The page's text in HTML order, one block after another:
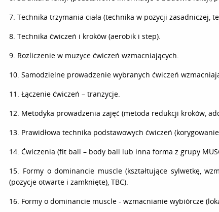
7. Technika trzymania ciała (technika w pozycji zasadniczej,
8. Technika ćwiczeń i kroków (aerobik i step).
9. Rozliczenie w muzyce ćwiczeń wzmacniających.
10. Samodzielne prowadzenie wybranych ćwiczeń
11. Łączenie ćwiczeń – tranzycje.
12. Metodyka prowadzenia zajęć (metoda redukcji kroków,
13. Prawidłowa technika podstawowych ćwiczeń
14. Ćwiczenia (fit ball – body ball lub inna forma z grupy
15. Formy o dominancie muscle (kształtujące sylwetkę,
(pozycje otwarte i zamknięte), TBC).
16. Formy o dominancie muscle - wzmacnianie wybiórcze